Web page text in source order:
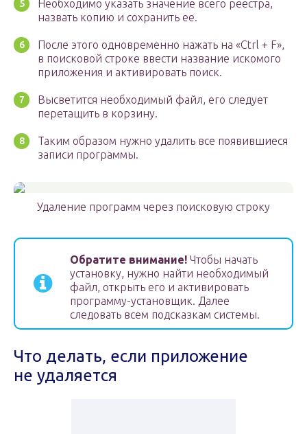
Необходимо указать значение всего реестра,
назвать копию и сохранить ее.
После этого одновременно нажать на «Ctrl + F»,
в поисковой строке ввести название искомого
приложения и активировать поиск.
Высветится необходимый файл, его следует
перетащить в корзину.
Таким образом нужно удалить все появившиеся
записи программы.
Удаление программ через поисковую строку
Обратите внимание! Чтобы начать
установку, нужно найти необходимый
файл, открыть его и активировать
программу-установщик. Далее
следовать всем подсказкам системы.
Что делать, если приложение
не удаляется